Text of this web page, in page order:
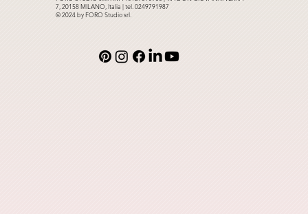
7, 20158 MILANO, Italia | tel. 0249791987
© 2024 by FORO Studio srl.